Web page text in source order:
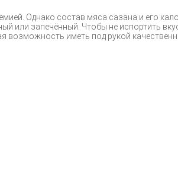
Однако состав мяса сазана и его
запечённый. Чтобы не испортить
иметь под рукой